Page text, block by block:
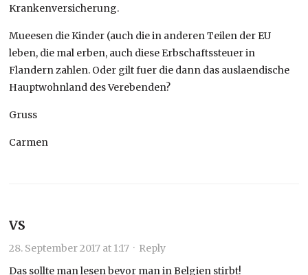
Krankenversicherung.
Mueesen die Kinder (auch die in anderen Teilen der EU
leben, die mal erben, auch diese Erbschaftssteuer in
Flandern zahlen. Oder gilt fuer die dann das auslaendische
Hauptwohnland des Verebenden?
Gruss
Carmen
VS
28. September 2017 at 1:17 · Reply
Das sollte man lesen bevor man in Belgien stirbt!